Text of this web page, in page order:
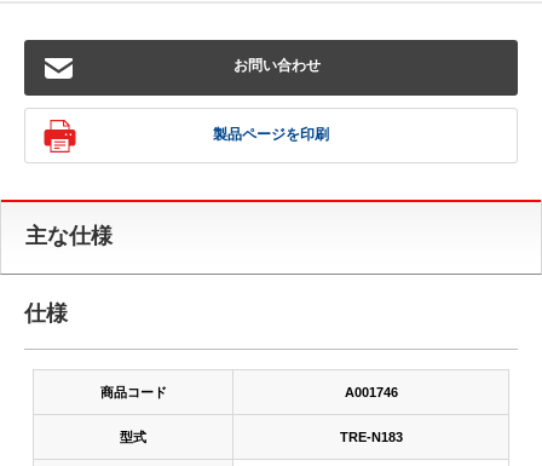
お問い合わせ
製品ページを印刷
主な仕様
仕様
商品コード A001746
型式 TRE-N183